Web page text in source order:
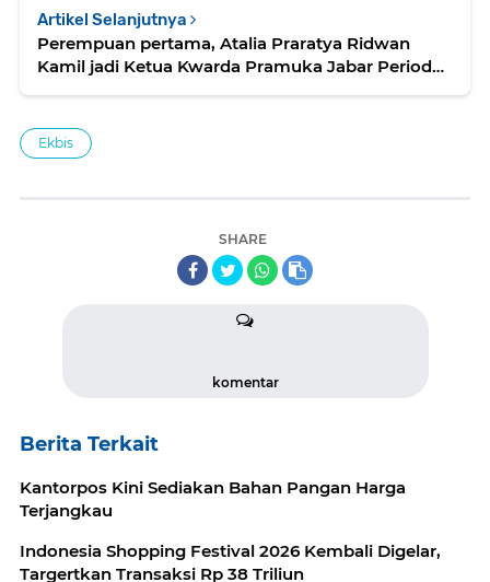
Artikel Selanjutnya
Perempuan pertama, Atalia Praratya Ridwan
Kamil jadi Ketua Kwarda Pramuka Jabar Periode
Ekbis
SHARE
komentar
Berita Terkait
Kantorpos Kini Sediakan Bahan Pangan Harga
Terjangkau
Indonesia Shopping Festival 2026 Kembali Digelar,
Targertkan Transaksi Rp 38 Triliun